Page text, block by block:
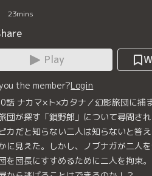
23mins
Play
the member?Login
話 ナカマ×ト×カタナ／幻影旅団に捕
団が探す「鎖野郎」について尋問さ
カだと知らない二人は知らないと答
に見えた。しかし、ノブナガが二人
を団長にすすめるために二人を拘束